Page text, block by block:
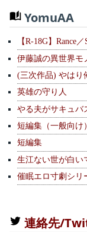
YomuAA
【R-18G】Rance
伊藤誠の異世界モ
(三次作品) やはり
英雄の守り人
やる夫がサキュバ
短編集（一般向け）
短編集
生江ない世が白い
催眠エロ寸劇シリ
連絡先/